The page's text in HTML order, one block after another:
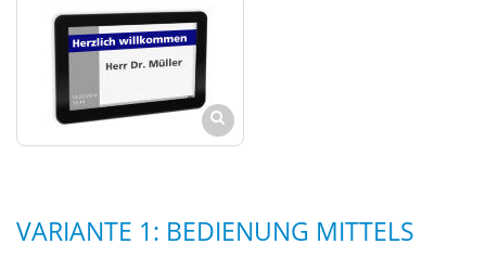
VARIANTE 1: BEDIENUNG MITTELS